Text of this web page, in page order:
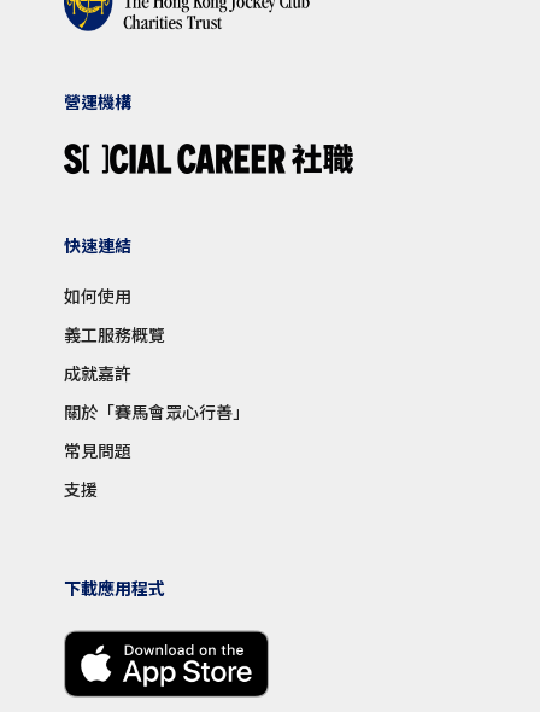
營運機構
快速連結
如何使用
義工服務概覽
成就嘉許
關於「賽馬會眾心行善」
常見問題
支援
下載應用程式